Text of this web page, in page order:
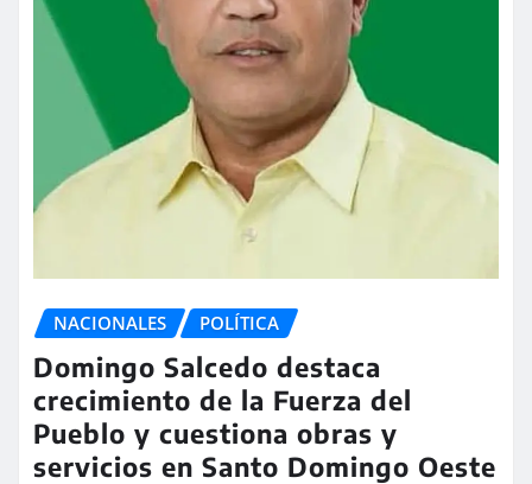
NACIONALES POLÍTICA
Domingo Salcedo destaca
crecimiento de la Fuerza del
Pueblo y cuestiona obras y
servicios en Santo Domingo Oeste